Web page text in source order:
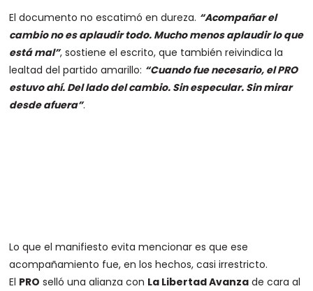
El documento no escatimó en dureza. “Acompañar el
cambio no es aplaudir todo. Mucho menos aplaudir lo que
está mal”, sostiene el escrito, que también reivindica la
lealtad del partido amarillo: “Cuando fue necesario, el PRO
estuvo ahí. Del lado del cambio. Sin especular. Sin mirar
desde afuera”.
Lo que el manifiesto evita mencionar es que ese
acompañamiento fue, en los hechos, casi irrestricto.
El PRO selló una alianza con La Libertad Avanza de cara al